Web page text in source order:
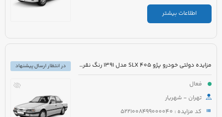
اطلاعات بیشتر
مزایده دولتی خودرو پژو 405 SLX مدل 1391 رنگ نقره ای
فعال
تهران - شهریار
کد مزایده : 5221008499000040
در انتظار ارسال پیشنهاد